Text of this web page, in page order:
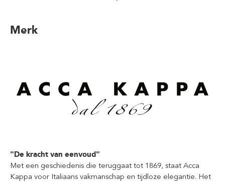
Merk
"De kracht van eenvoud"
Met een geschiedenis die teruggaat tot 1869, staat Acca
Kappa voor Italiaans vakmanschap en tijdloze elegantie. Het